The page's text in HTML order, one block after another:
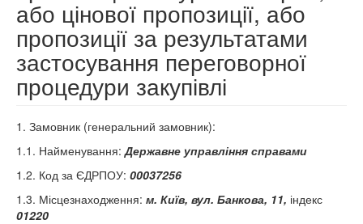
або цінової пропозиції, або
пропозиції за результатами
застосування переговорної
процедури закупівлі
1. Замовник (генеральний замовник):
1.1. Найменування:Державне управління справами
1.2. Код за ЄДРПОУ: 00037256
1.3. Місцезнаходження: м. Київ, вул. Банкова, 11, індекс
01220